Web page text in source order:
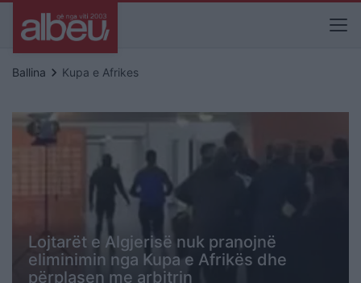
Ballina keyboard_arrow_right Kupa e Afrikes
Lojtarët e Algjerisë nuk pranojnë
eliminimin nga Kupa e Afrikës dhe
përplasen me arbitrin